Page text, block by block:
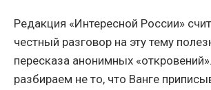
Редакция «Интересной России»
честный разговор на эту тему
пересказа анонимных
разбираем не то, что Ванге